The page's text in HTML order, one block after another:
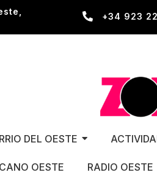
+34 923
DEL OESTE
OESTE RADIO OESTE